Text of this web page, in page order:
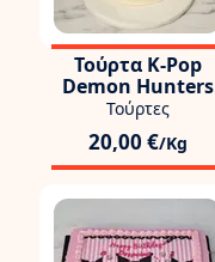
Τούρτα K-Pop
Demon Hunters
Rumi Zoey Mira
Τούρτες
20,00 €/Kg